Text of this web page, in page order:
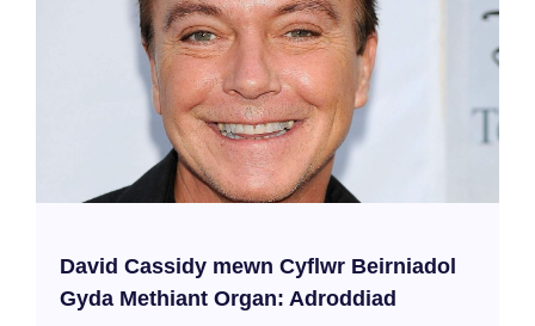
David Cassidy mewn Cyflwr Beirniadol
Gyda Methiant Organ: Adroddiad